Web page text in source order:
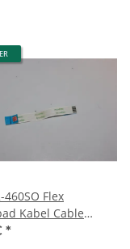
460SO Flex
Kabel Cable
6pol. 6cm
*